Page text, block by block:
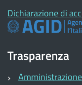
Dichiarazione di
Trasparenza